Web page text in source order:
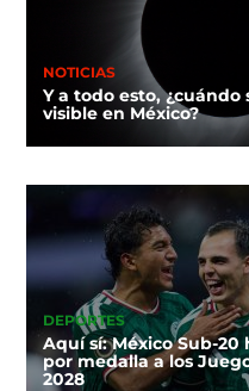
NOTICIAS
Y a todo esto,
visible en México?
DEPORTES
Aquí sí: México Sub-20
por medalla a los
2028